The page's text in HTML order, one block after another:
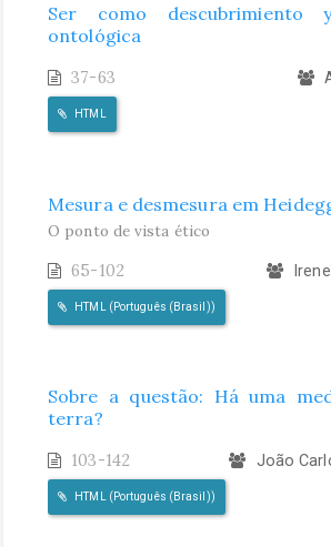
Ser como descubrimiento
ontológica
37-63
HTML
Mesura e desmesura em
O ponto de vista ético
65-102
HTML (Português (Brasil))
Sobre a questão: Há uma
terra?
103-142 João
HTML (Português (Brasil))